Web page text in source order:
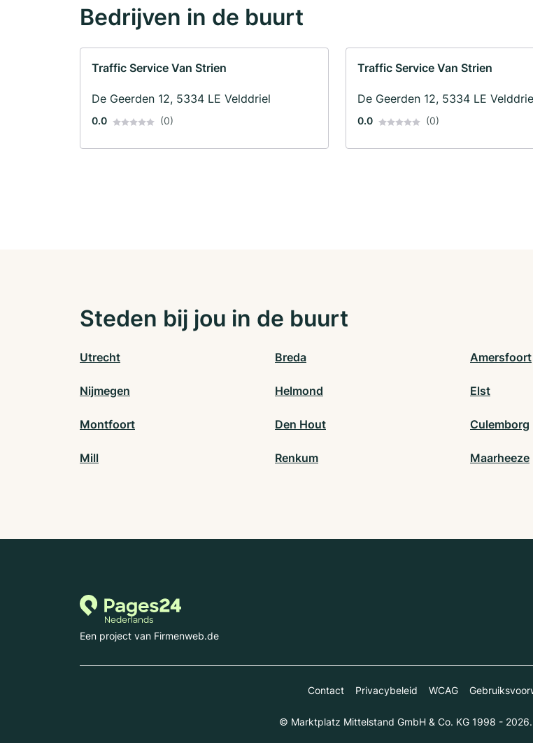
Bedrijven in de buurt
Traffic Service Van Strien
De Geerden 12, 5334 LE Velddriel
0.0 (0)
Traffic Service Van Strien
De Geerden 12, 5334 LE
0.0 (0)
Steden bij jou in de buurt
Utrecht Breda Amersfoort
Nijmegen Helmond Elst
Montfoort Den Hout Culemborg
Mill Renkum Maarheeze
Een project van Firmenweb.de
Contact Privacybeleid WCAG
© Marktplatz Mittelstand GmbH & Co. KG 1998 -